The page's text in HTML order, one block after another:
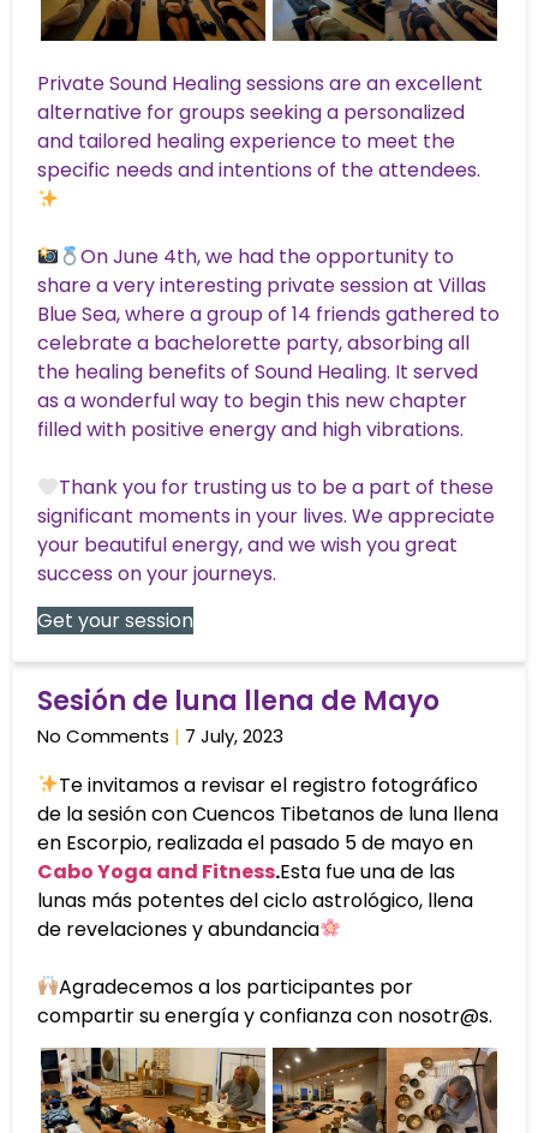
Private Sound Healing sessions are an excellent
alternative for groups seeking a personalized
and tailored healing experience to meet the
specific needs and intentions of the attendees.
On June 4th, we had the opportunity to
share a very interesting private session at Villas
Blue Sea, where a group of 14 friends gathered to
celebrate a bachelorette party, absorbing all
the healing benefits of Sound Healing. It served
as a wonderful way to begin this new chapter
filled with positive energy and high vibrations.
Thank you for trusting us to be a part of these
significant moments in your lives. We appreciate
your beautiful energy, and we wish you great
success on your journeys.
Get your session
Sesión de luna llena de Mayo
No Comments 7 July, 2023
Te invitamos a revisar el registro fotográfico
de la sesión con Cuencos Tibetanos de luna llena
en Escorpio, realizada el pasado 5 de mayo en
Cabo Yoga and Fitness.Esta fue una de las
lunas más potentes del ciclo astrológico, llena
de revelaciones y abundancia
Agradecemos a los participantes por
compartir su energía y confianza con nosotr@s.